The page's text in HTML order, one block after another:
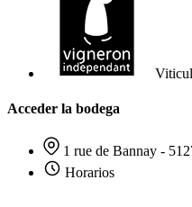
Acceder la bodega
1 rue de Bannay -
Horarios